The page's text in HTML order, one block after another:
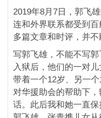
2019年8月7日，郭飞
连和外界联系都受到
多篇文章和时评，并不
写郭飞雄，不能不写
入狱后，他们的一对
带着一个12岁、另一
对华援助会的帮助下
话。此后我和她一直